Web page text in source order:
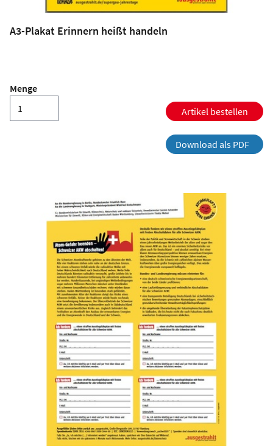
A3-Plakat Erinnern heißt handeln
Menge
Artikel bestellen
Download als PDF